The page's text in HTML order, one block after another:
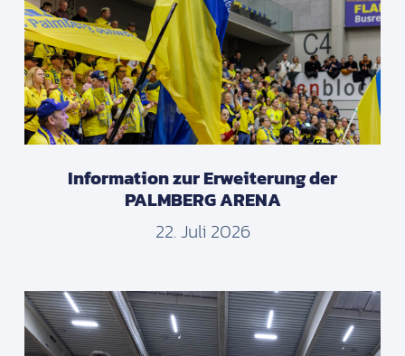
Information zur Erweiterung der
PALMBERG ARENA
22. Juli 2026